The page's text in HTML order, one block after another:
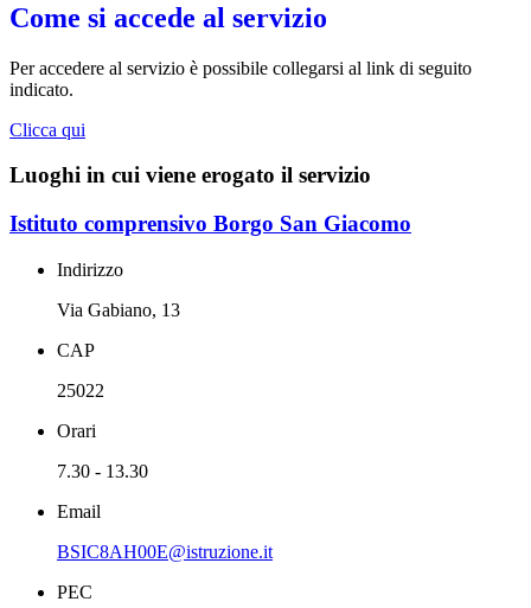
Come si accede al servizio
Per accedere al servizio è possibile collegarsi al link di seguito
indicato.
Clicca qui
Luoghi in cui viene erogato il servizio
Istituto comprensivo Borgo San Giacomo
Indirizzo
Via Gabiano, 13
CAP
25022
Orari
7.30 - 13.30
Email
BSIC8AH00E@istruzione.it
PEC